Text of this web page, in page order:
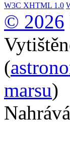
W3C XHTML 1.0
© 2026
(
marsu)